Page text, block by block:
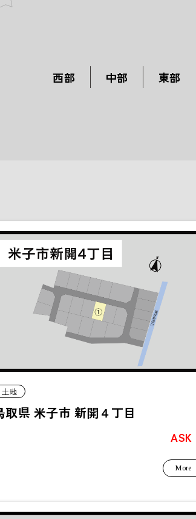
西部 中部 東部
土地
取県 米子市 新開４丁目
ASK
More